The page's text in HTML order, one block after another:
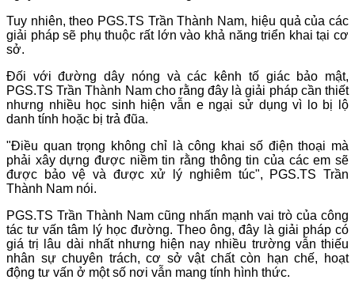
Tuy nhiên, theo PGS.TS Trần Thành Nam, hiệu quả của các
giải pháp sẽ phụ thuộc rất lớn vào khả năng triển khai tại cơ
sở.
Đối với đường dây nóng và các kênh tố giác bảo mật,
PGS.TS Trần Thành Nam cho rằng đây là giải pháp cần thiết
nhưng nhiều học sinh hiện vẫn e ngại sử dụng vì lo bị lộ
danh tính hoặc bị trả đũa.
"Điều quan trọng không chỉ là công khai số điện thoại mà
phải xây dựng được niềm tin rằng thông tin của các em sẽ
được bảo vệ và được xử lý nghiêm túc", PGS.TS Trần
Thành Nam nói.
PGS.TS Trần Thành Nam cũng nhấn mạnh vai trò của công
tác tư vấn tâm lý học đường. Theo ông, đây là giải pháp có
giá trị lâu dài nhất nhưng hiện nay nhiều trường vẫn thiếu
nhân sự chuyên trách, cơ sở vật chất còn hạn chế, hoạt
động tư vấn ở một số nơi vẫn mang tính hình thức.